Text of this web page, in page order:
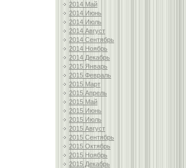
2014 Май
2014 Июнь
2014 Июль
2014 Август
2014 Сентябрь
2014 Ноябрь
2014 Декабрь
2015 Январь
2015 Февраль
2015 Март
2015 Апрель
2015 Май
2015 Июнь
2015 Июль
2015 Август
2015 Сентябрь
2015 Октябрь
2015 Ноябрь
2015 Декабрь